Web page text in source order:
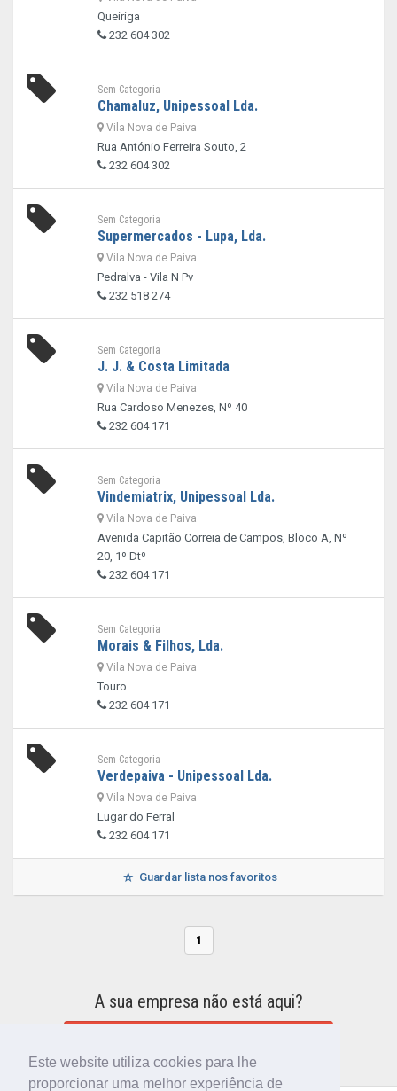
Este website utiliza cookies para lhe
proporcionar uma melhor experiência de
Queiriga
232 604 302
Sem Categoria
Chamaluz, Unipessoal Lda.
Vila Nova de Paiva
Rua António Ferreira Souto, 2
232 604 302
Sem Categoria
Supermercados - Lupa, Lda.
Vila Nova de Paiva
Pedralva - Vila N Pv
232 518 274
Sem Categoria
J. J. & Costa Limitada
Vila Nova de Paiva
Rua Cardoso Menezes, Nº 40
232 604 171
Sem Categoria
Vindemiatrix, Unipessoal Lda.
Vila Nova de Paiva
Avenida Capitão Correia de Campos, Bloco A, Nº
20, 1º Dtº
232 604 171
Sem Categoria
Morais & Filhos, Lda.
Vila Nova de Paiva
Touro
232 604 171
Sem Categoria
Verdepaiva - Unipessoal Lda.
Vila Nova de Paiva
Lugar do Ferral
232 604 171
Guardar lista nos favoritos
1
A sua empresa não está aqui?